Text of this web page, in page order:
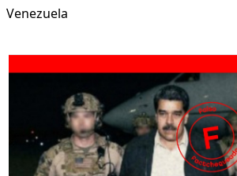
Venezuela